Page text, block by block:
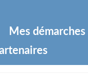
Mes démarches